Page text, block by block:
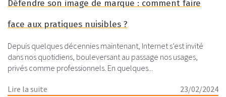
Défendre son image de marque : comment faire
face aux pratiques nuisibles ?
Depuis quelques décennies maintenant, Internet s’est invité
dans nos quotidiens, bouleversant au passage nos usages,
privés comme professionnels. En quelques...
Lire la suite 23/02/2024